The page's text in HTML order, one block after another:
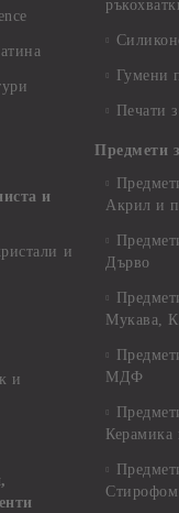
и
и
и
Гумени
Печати
Предмети
Акрил и
Дърво
Мукава,
МДФ
Керамика
Стирофом